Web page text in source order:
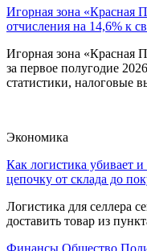
Игорная зона «Красная
отчисления на 14,6% к
Игорная зона «Красная
за первое полугодие
статистики, налоговые
Экономика
Как логистика убивает и
цепочку от склада до
Логистика для селлера
доставить товар из